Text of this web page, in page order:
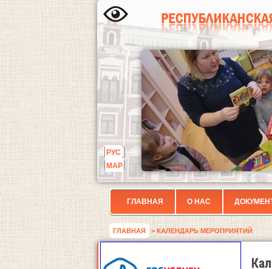
РУС
МАР
ГЛАВНАЯ О НАС
ГЛАВНАЯ > КАЛЕНДАРЬ МЕРОПРИЯТИЙ